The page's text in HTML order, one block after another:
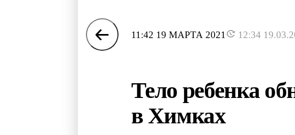
11:42 19 МАРТА 2021 12:34
Тело ребенка
в Химках